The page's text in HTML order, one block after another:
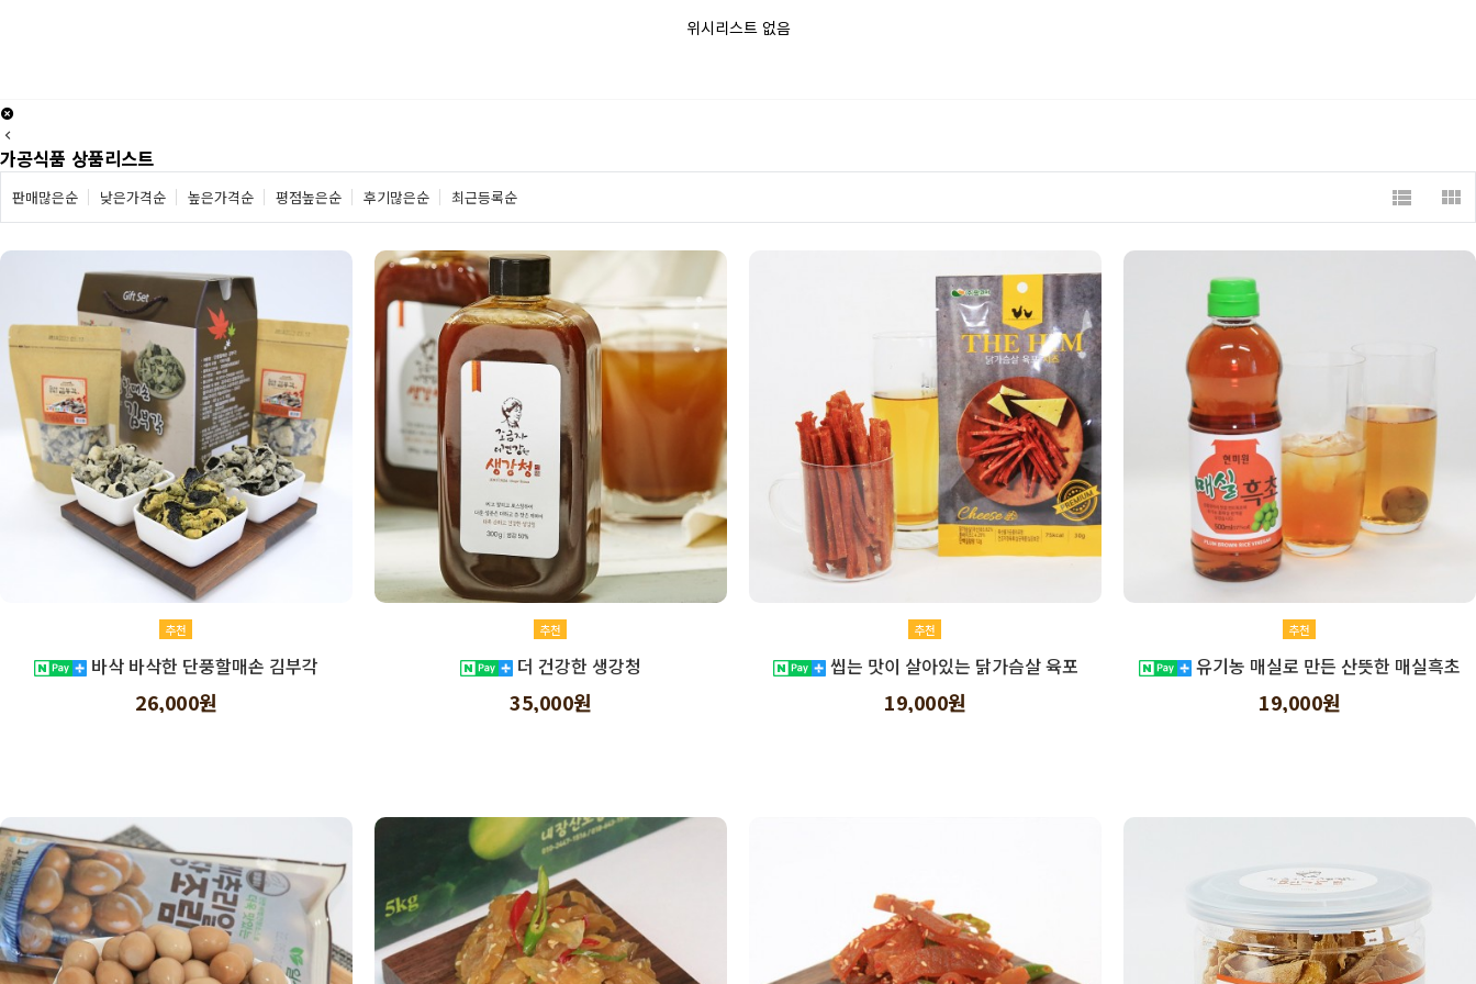
위시리스트 없음
가공식품 상품리스트
판매많은순 낮은가격순 높은가격순 평점높은순 후기많은순 최근등록순
추천
바삭 바삭한 단풍할매손 김부각
26,000원
추천
더 건강한 생강청
35,000원
추천
씹는 맛이 살아있는 닭가슴살 육포
19,000원
추천
유기농 매실로 만든 산뜻한 매실흑초
19,000원